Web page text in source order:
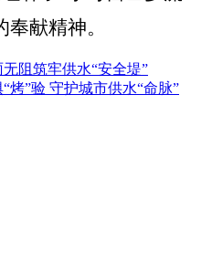
献精神。
阻筑牢供水“安全堤”
烤”验 守护城市供水“命脉”